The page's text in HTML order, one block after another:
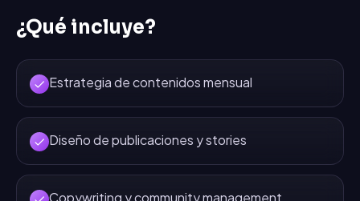
¿Qué incluye?
Estrategia de contenidos mensual
Diseño de publicaciones y stories
Copywriting y community management